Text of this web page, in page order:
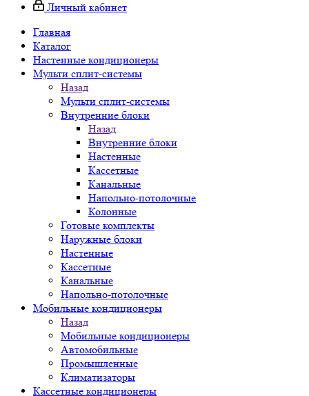
Личный кабинет
Главная
Каталог
Настенные кондиционеры
Мульти сплит-системы
Назад
Мульти сплит-системы
Внутренние блоки
Назад
Внутренние блоки
Настенные
Кассетные
Канальные
Напольно-потолочные
Колонные
Готовые комплекты
Наружные блоки
Настенные
Кассетные
Канальные
Напольно-потолочные
Мобильные кондиционеры
Назад
Мобильные кондиционеры
Автомобильные
Промышленные
Климатизаторы
Кассетные кондиционеры